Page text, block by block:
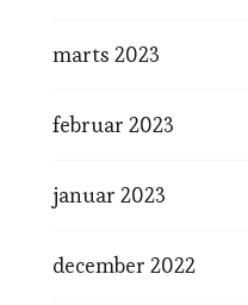
marts 2023
februar 2023
januar 2023
december 2022